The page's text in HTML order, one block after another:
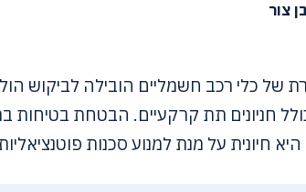
צור
של כלי רכב חשמליים הובילה לביקוש
חניונים תת קרקעיים. הבטחת
חיונית על מנת למנוע סכנות